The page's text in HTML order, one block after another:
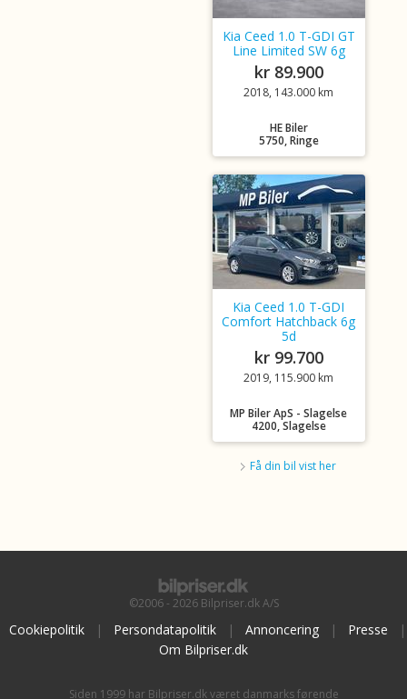
Kia Ceed 1.0 T-GDI GT
Line Limited SW 6g
kr 89.900
2018, 143.000 km
HE Biler
5750, Ringe
Kia Ceed 1.0 T-GDI
Comfort Hatchback 6g
5d
kr 99.700
2019, 115.900 km
MP Biler ApS - Slagelse
4200, Slagelse
Få din bil vist her
©2006 - 2026 Bilpriser.dk A/S
Cookiepolitik | Persondatapolitik | Annoncering | Presse
|
Om Bilpriser.dk
Siden 1999 har Bilpriser.dk været danmarks førende